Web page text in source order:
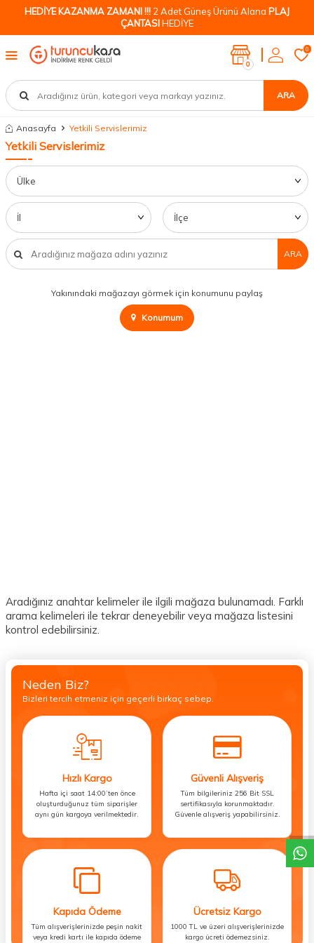
HEDİYE KAZANMA ZAMANI !!! 2 Adet Güneş Ürünü Alana PLAJ
ÇANTASIHEDİYE
ARA
0
0
Anasayfa Yetkili Servislerimiz
Yetkili Servislerimiz
ARA
Yakınındaki mağazayı görmek için konumunu paylaş
Konumum
Aradığınız anahtar kelimeler ile ilgili mağaza bulunamadı. Farklı
arama kelimeleri ile tekrar deneyebilir veya mağaza listesini
kontrol edebilirsiniz.
Neden Biz?
Bizleri tercih etmeniz için geçerli birkaç sebep.
Hızlı Kargo
Hafta içi saat 14:00’ten önce
oluşturduğunuz tüm siparişler
aynı gün kargoya verilmektedir.
Güvenli Alışveriş
Tüm bilgileriniz 256 Bit SSL
sertifikasıyla korunmaktadır.
Güvenle alışveriş yapabilirsiniz.
Kapıda Ödeme
Tüm alışverişlerinizde peşin nakit
veya kredi kartı ile kapıda ödeme
Ücretsiz Kargo
1000 TL ve üzeri alışverişlerinizde
kargo ücreti ödemezsiniz.